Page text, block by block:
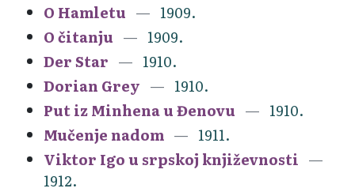
O Hamletu
1909.
O čitanju
1909.
Der Star
1910.
Dorian Grey
1910.
Put iz Minhena u Đenovu
1910.
Mučenje nadom
1911.
Viktor Igo u srpskoj književnosti
1912.